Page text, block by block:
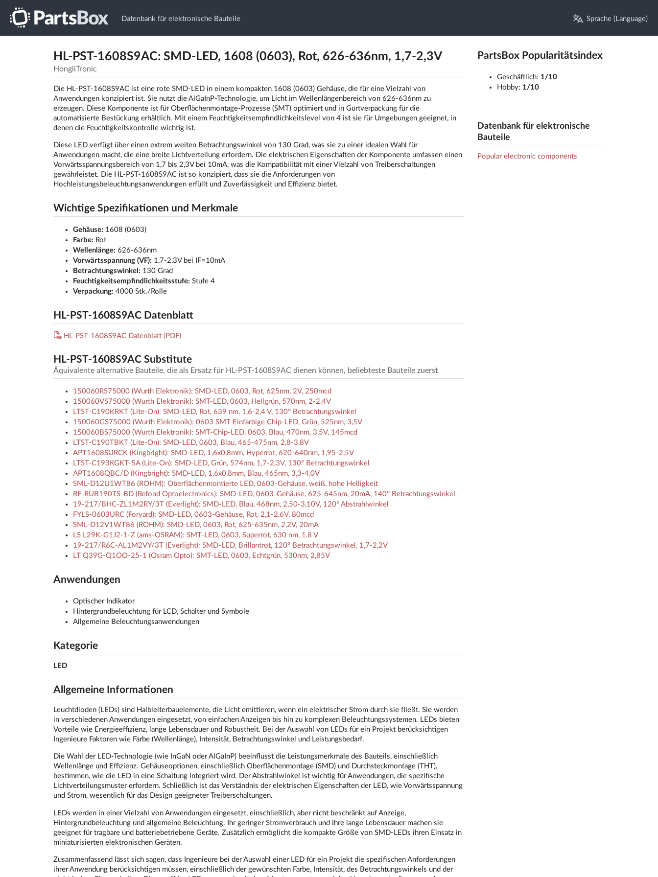
Datenbank für elektronische Bauteile Sprache (Language)
HL-PST-1608S9AC: SMD-LED, 1608 (0603), Rot, 626-636nm, 1,7-2,3V
HongliTronic
Die HL-PST-1608S9AC ist eine rote SMD-LED in einem kompakten 1608 (0603) Gehäuse, die für eine Vielzahl von
Anwendungen konzipiert ist. Sie nutzt die AlGaInP-Technologie, um Licht im Wellenlängenbereich von 626-636nm zu
erzeugen. Diese Komponente ist für Oberflächenmontage-Prozesse (SMT) optimiert und in Gurtverpackung für die
automatisierte Bestückung erhältlich. Mit einem Feuchtigkeitsempfindlichkeitslevel von 4 ist sie für Umgebungen geeignet, in
denen die Feuchtigkeitskontrolle wichtig ist.
Diese LED verfügt über einen extrem weiten Betrachtungswinkel von 130 Grad, was sie zu einer idealen Wahl für
Anwendungen macht, die eine breite Lichtverteilung erfordern. Die elektrischen Eigenschaften der Komponente umfassen einen
Vorwärtsspannungsbereich von 1,7 bis 2,3V bei 10mA, was die Kompatibilität mit einer Vielzahl von Treiberschaltungen
gewährleistet. Die HL-PST-1608S9AC ist so konzipiert, dass sie die Anforderungen von
Hochleistungsbeleuchtungsanwendungen erfüllt und Zuverlässigkeit und Effizienz bietet.
Wichtige Spezifikationen und Merkmale
Gehäuse: 1608 (0603)
Farbe: Rot
Wellenlänge: 626-636nm
Vorwärtsspannung (VF): 1,7-2,3V bei IF=10mA
Betrachtungswinkel: 130 Grad
Feuchtigkeitsempfindlichkeitsstufe: Stufe 4
Verpackung: 4000 Stk./Rolle
HL-PST-1608S9AC Datenblatt
HL-PST-1608S9AC Datenblatt (PDF)
HL-PST-1608S9AC Substitute
Äquivalente alternative Bauteile, die als Ersatz für HL-PST-1608S9AC dienen können, beliebteste Bauteile zuerst
150060RS75000 (Wurth Elektronik): SMD-LED, 0603, Rot, 625nm, 2V, 250mcd
150060VS75000 (Wurth Elektronik): SMT-LED, 0603, Hellgrün, 570nm, 2-2,4V
LTST-C190KRKT (Lite-On): SMD-LED, Rot, 639 nm, 1,6-2,4 V, 130° Betrachtungswinkel
150060GS75000 (Wurth Elektronik): 0603 SMT Einfarbige Chip-LED, Grün, 525nm, 3,5V
150060BS75000 (Wurth Elektronik): SMT-Chip-LED, 0603, Blau, 470nm, 3,5V, 145mcd
LTST-C190TBKT (Lite-On): SMD-LED, 0603, Blau, 465-475nm, 2,8-3,8V
APT1608SURCK (Kingbright): SMD-LED, 1,6x0,8mm, Hyperrot, 620-640nm, 1,95-2,5V
LTST-C193KGKT-5A (Lite-On): SMD-LED, Grün, 574nm, 1,7-2,3V, 130° Betrachtungswinkel
APT1608QBC/D (Kingbright): SMD-LED, 1,6x0,8mm, Blau, 465nm, 3,3-4,0V
SML-D12U1WT86 (ROHM): Oberflächenmontierte LED, 0603-Gehäuse, weiß, hohe Helligkeit
RF-RUB190TS-BD (Refond Optoelectronics): SMD-LED, 0603-Gehäuse, 625-645nm, 20mA, 140° Betrachtungswinkel
19-217/BHC-ZL1M2RY/3T (Everlight): SMD-LED, Blau, 468nm, 2,50-3,10V, 120° Abstrahlwinkel
FYLS-0603URC (Foryard): SMD-LED, 0603-Gehäuse, Rot, 2,1-2,6V, 80mcd
SML-D12V1WT86 (ROHM): SMD-LED, 0603, Rot, 625-635nm, 2,2V, 20mA
LS L29K-G1J2-1-Z (ams-OSRAM): SMT-LED, 0603, Superrot, 630 nm, 1,8 V
19-217/R6C-AL1M2VY/3T (Everlight): SMD-LED, Brillantrot, 120° Betrachtungswinkel, 1,7-2,2V
LT Q39G-Q1OO-25-1 (Osram Opto): SMT-LED, 0603, Echtgrün, 530nm, 2,85V
Anwendungen
Optischer Indikator
Hintergrundbeleuchtung für LCD, Schalter und Symbole
Allgemeine Beleuchtungsanwendungen
Kategorie
LED
Allgemeine Informationen
Leuchtdioden (LEDs) sind Halbleiterbauelemente, die Licht emittieren, wenn ein elektrischer Strom durch sie fließt. Sie werden
in verschiedenen Anwendungen eingesetzt, von einfachen Anzeigen bis hin zu komplexen Beleuchtungssystemen. LEDs bieten
Vorteile wie Energieeffizienz, lange Lebensdauer und Robustheit. Bei der Auswahl von LEDs für ein Projekt berücksichtigen
Ingenieure Faktoren wie Farbe (Wellenlänge), Intensität, Betrachtungswinkel und Leistungsbedarf.
Die Wahl der LED-Technologie (wie InGaN oder AlGaInP) beeinflusst die Leistungsmerkmale des Bauteils, einschließlich
Wellenlänge und Effizienz. Gehäuseoptionen, einschließlich Oberflächenmontage (SMD) und Durchsteckmontage (THT),
bestimmen, wie die LED in eine Schaltung integriert wird. Der Abstrahlwinkel ist wichtig für Anwendungen, die spezifische
Lichtverteilungsmuster erfordern. Schließlich ist das Verständnis der elektrischen Eigenschaften der LED, wie Vorwärtsspannung
und Strom, wesentlich für das Design geeigneter Treiberschaltungen.
LEDs werden in einer Vielzahl von Anwendungen eingesetzt, einschließlich, aber nicht beschränkt auf Anzeige,
Hintergrundbeleuchtung und allgemeine Beleuchtung. Ihr geringer Stromverbrauch und ihre lange Lebensdauer machen sie
geeignet für tragbare und batteriebetriebene Geräte. Zusätzlich ermöglicht die kompakte Größe von SMD-LEDs ihren Einsatz in
miniaturisierten elektronischen Geräten.
Zusammenfassend lässt sich sagen, dass Ingenieure bei der Auswahl einer LED für ein Projekt die spezifischen Anforderungen
ihrer Anwendung berücksichtigen müssen, einschließlich der gewünschten Farbe, Intensität, des Betrachtungswinkels und der
PartsBox Popularitätsindex
Geschäftlich: 1/10
Hobby: 1/10
Datenbank für elektronische
Bauteile
Popular electronic components